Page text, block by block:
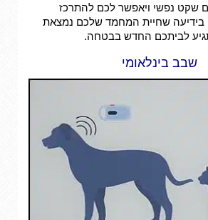
שקט נפשי ויאפשר לכם להתרכז
שחיית המחמד שלכם נמצאת
לביתכם החדש בבטחה.
שבב בינלאומי